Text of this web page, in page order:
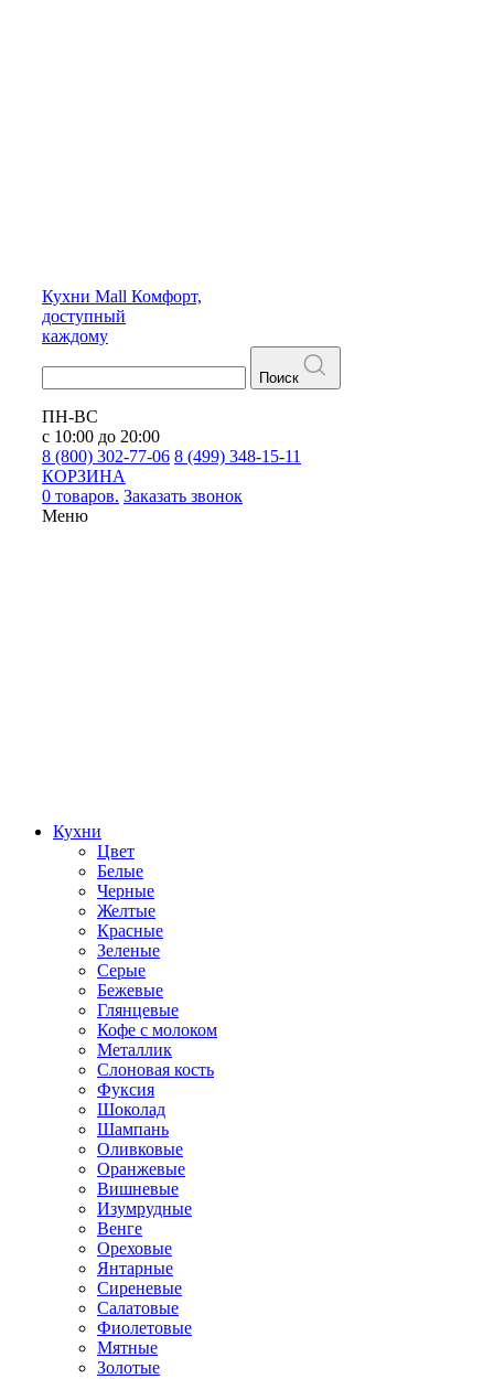
Кухни Mall Комфорт,
доступный
каждому
Поиск
ПН-ВС
с 10:00 до 20:00
8 (800) 302-77-06 8 (499) 348-15-11
КОРЗИНА
0 товаров. Заказать звонок
Меню
Кухни
Цвет
Белые
Черные
Желтые
Красные
Зеленые
Серые
Бежевые
Глянцевые
Кофе с молоком
Металлик
Слоновая кость
Фуксия
Шоколад
Шампань
Оливковые
Оранжевые
Вишневые
Изумрудные
Венге
Ореховые
Янтарные
Сиреневые
Салатовые
Фиолетовые
Мятные
Золотые